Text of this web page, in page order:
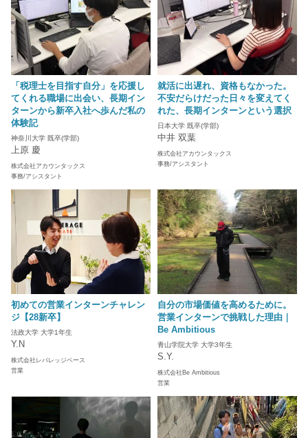
「税理士を目指す自分」を応援し
てくれる職場に出会い、長期イン
ターンから新卒入社へ歩んだ私の
体験記
神奈川大学 既卒(学部)
上原 慶
株式会社アカウンタックス
事務/アシスタント
就活に出遅れ、資格もなかった。
不安だらけだった日々を変えてく
れた、長期インターンという選択
日本大学 既卒(学部)
中井 双葉
株式会社アカウンタックス
事務/アシスタント
初めての営業インターンチャレン
ジ【28新卒】
法政大学 大学1年生
Y.N
株式会社レバレッジベース
営業
自分の市場価値を高めるために。
営業インターンで挑戦した理由｜
Be Ambitious
青山学院大学 大学3年生
S.Y.
株式会社Be Ambitious
営業